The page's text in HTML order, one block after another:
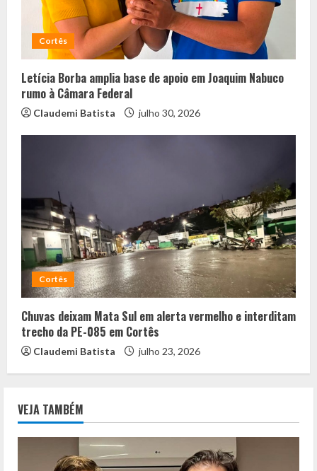
Cortês
Letícia Borba amplia base de apoio em Joaquim Nabuco
rumo à Câmara Federal
Claudemi Batista julho 30, 2026
Cortês
Chuvas deixam Mata Sul em alerta vermelho e interditam
trecho da PE-085 em Cortês
Claudemi Batista julho 23, 2026
VEJA TAMBÉM